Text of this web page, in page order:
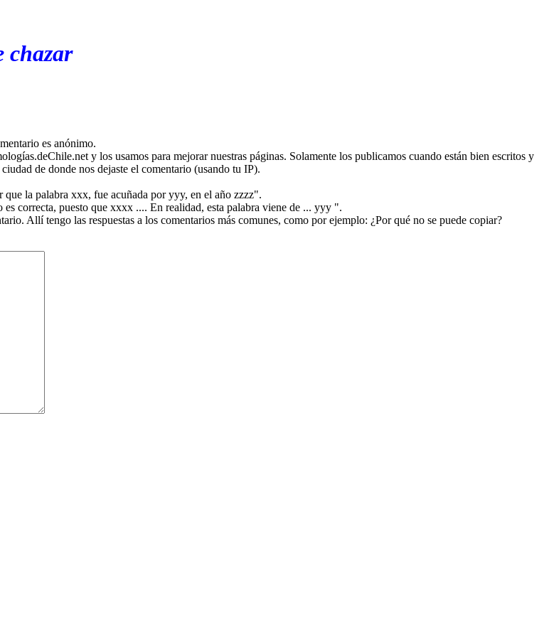
chazar
es anónimo.
y los usamos para mejorar nuestras páginas. Solamente los publicamos cuando están bien escritos y
de donde nos dejaste el comentario (usando tu IP).
la palabra xxx, fue acuñada por yyy, en el año zzzz".
correcta, puesto que xxxx .... En realidad, esta palabra viene de ... yyy ".
Allí tengo las respuestas a los comentarios más comunes, como por ejemplo: ¿Por qué no se puede copiar?